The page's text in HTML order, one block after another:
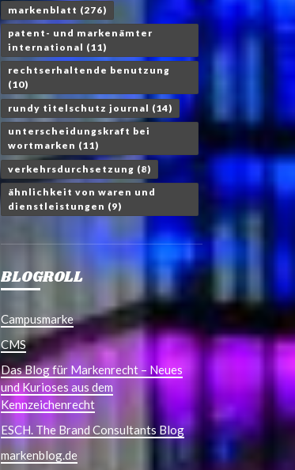
markenblatt (276)
patent- und markenämter
international (11)
rechtserhaltende benutzung
(10)
rundy titelschutz journal (14)
unterscheidungskraft bei
wortmarken (11)
verkehrsdurchsetzung (8)
ähnlichkeit von waren und
dienstleistungen (9)
BLOGROLL
Campusmarke
CMS
Das Blog für Markenrecht – Neues
und Kurioses aus dem
Kennzeichenrecht
ESCH. The Brand Consultants Blog
markenblog.de